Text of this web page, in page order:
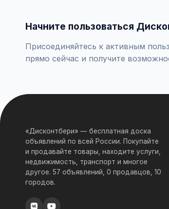
Начните пользоваться
Присоединяйтесь к активным
прямо сейчас и получите
«Дисконтбери» — бесплатная доска
объявлений по всей России. Покупайте
и продавайте товары, находите услуги,
недвижимость, транспорт и многое
другое. 57 объявлений, 0 продавцов, 10
городов.